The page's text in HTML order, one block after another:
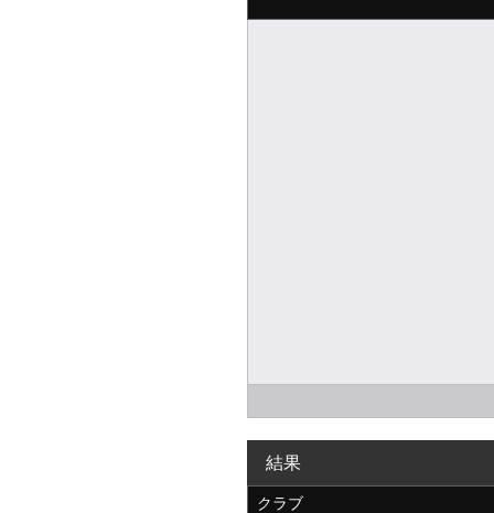
結果
クラブ